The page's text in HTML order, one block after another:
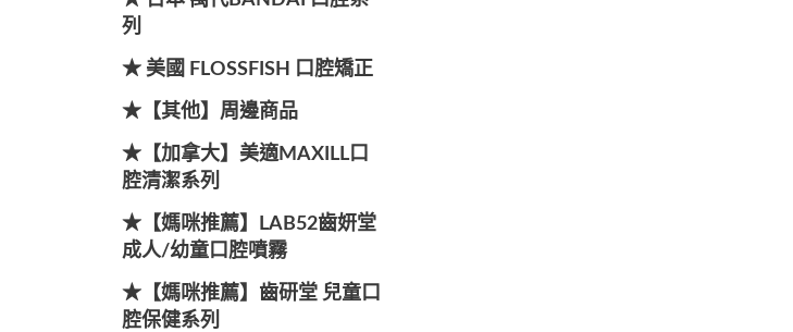
列
★ 美國 FLOSSFISH 口腔矯正
★【其他】周邊商品
★【加拿大】美適MAXILL口
腔清潔系列
★【媽咪推薦】LAB52齒妍堂
成人/幼童口腔噴霧
★【媽咪推薦】齒研堂 兒童口
腔保健系列